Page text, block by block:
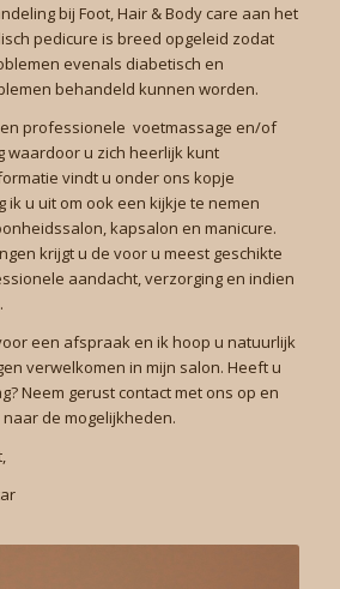
bij Foot, Hair & Body care aan het
pedicure is breed opgeleid zodat
evenals diabetisch en
behandeld kunnen worden.
professionele voetmassage en/of
waardoor u zich heerlijk kunt
vindt u onder ons kopje
ik u uit om ook een kijkje te nemen
, kapsalon en manicure.
krijgt u de voor u meest geschikte
aandacht, verzorging en indien
een afspraak en ik hoop u natuurlijk
verwelkomen in mijn salon. Heeft u
Neem gerust contactmet ons op en
de mogelijkheden.